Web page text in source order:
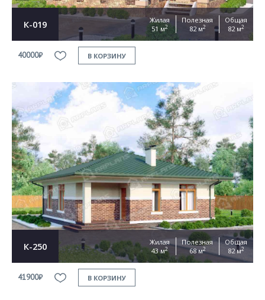
К-019
Жилая
51 м2
Полезная
82 м2
Общая
82 м2
40000₽ В КОРЗИНУ
К-250
Жилая
43 м2
Полезная
68 м2
Общая
82 м2
41900₽ В КОРЗИНУ